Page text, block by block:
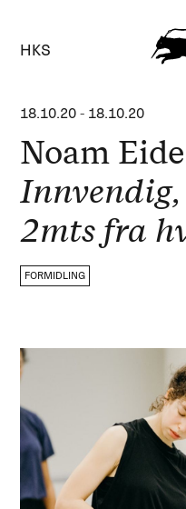
HKS
18.10.20 - 18.10.20
Noam
2mts fra
FORMIDLING